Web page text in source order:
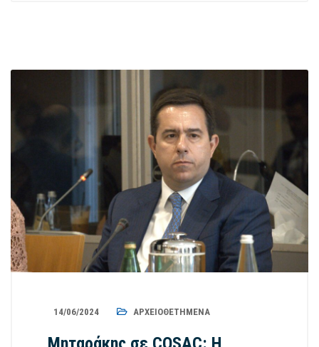
14/06/2024 ΑΡΧΕΙΟΘΕΤΗΜΈΝΑ